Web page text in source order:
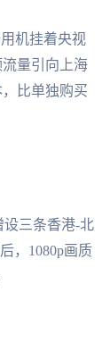
机挂着央视
量引向上海
比单独购买
设三条香港-北
，1080p画质